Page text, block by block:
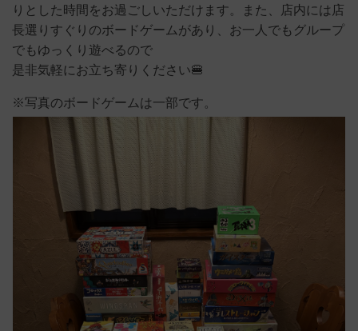
りとした時間をお過ごしいただけます。また、店内には店
長選りすぐりのボードゲームがあり、お一人でもグループ
でもゆっくり遊べるので
是非気軽にお立ち寄りください🍔
※写真のボードゲームは一部です。